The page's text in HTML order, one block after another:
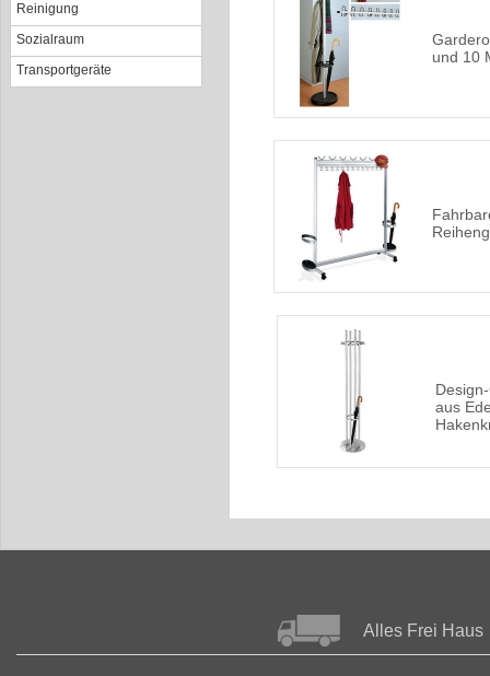
Reinigung
Sozialraum
Transportgeräte
und 10
aus
Alles Frei Haus